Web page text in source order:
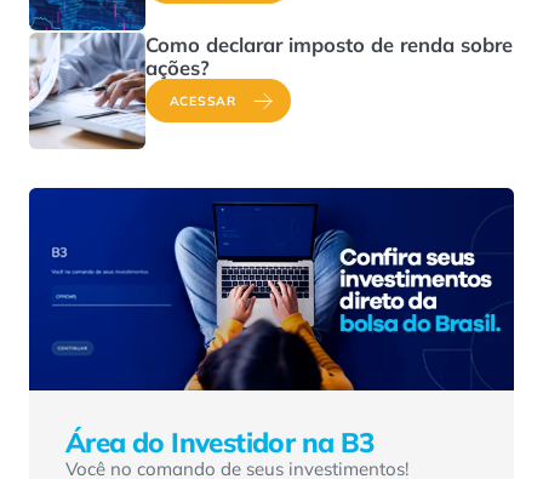
Como declarar imposto de renda sobre
ações?
ACESSAR
Área do Investidor na B3
Você no comando de seus investimentos!